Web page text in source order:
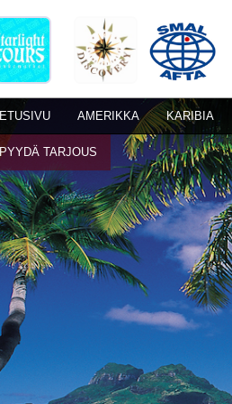
ETUSIVU AMERIKKA KARIBIA
PYYDÄ TARJOUS